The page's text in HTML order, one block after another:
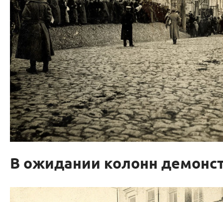
В ожидании колонн